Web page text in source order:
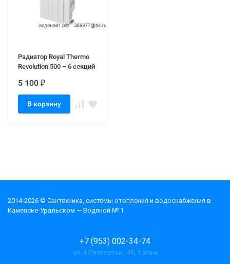
Радиатор Royal Thermo
Revolution 500 – 6 секций
5 100 ₽
В корзину
2014-2026 © Cантехника, системы отопления и водоснабжения в
Каменске-Уральском — Водяной № 1
+7 (953) 002-34-74
ул. 4 Пятилетки , 49, 1 этаж